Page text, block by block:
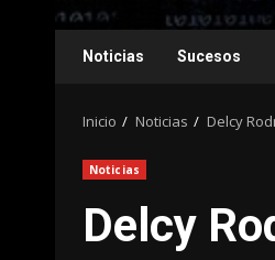
Noticias Sucesos
Inicio Noticias Delcy
Noticias
Delcy